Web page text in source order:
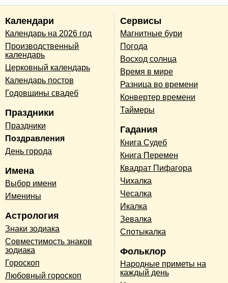
Календари
Календарь на 2026 год
Производственный
календарь
Церковный календарь
Календарь постов
Годовщины свадеб
Праздники
Праздники
Поздравления
День города
Имена
Выбор имени
Именины
Астрология
Знаки зодиака
Совместимость знаков
зодиака
Гороскоп
Любовный гороскоп
Сервисы
Магнитные бури
Погода
Восход солнца
Время в мире
Разница во времени
Конвертер времени
Таймеры
Гадания
Книга Судеб
Книга Перемен
Квадрат Пифагора
Чихалка
Чесалка
Икалка
Зевалка
Спотыкалка
Фольклор
Народные приметы на
каждый день